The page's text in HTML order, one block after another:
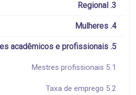
3. Regional
4. Mulheres
5. Mestres acadêmicos e profissionais
5.1 Mestres profissionais
5.2 Taxa de emprego